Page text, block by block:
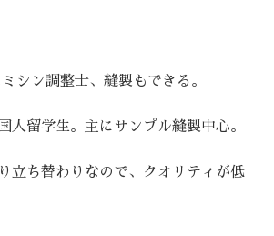
シン調整士、縫製もできる。
人留学生。主にサンプル縫製中心。
立ち替わりなので、クオリティが低